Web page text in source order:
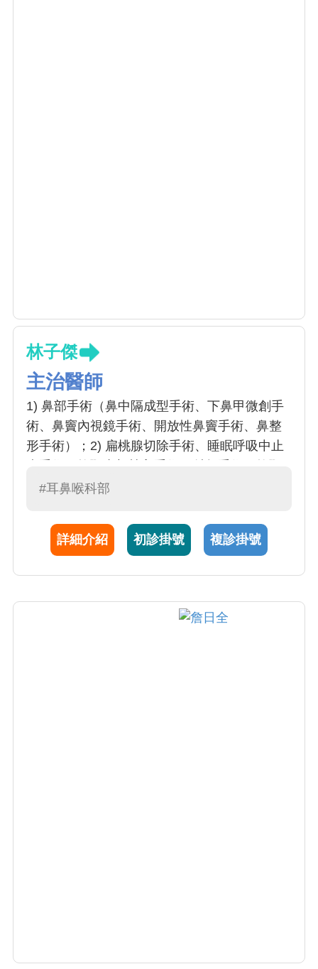
林子傑
主治醫師
1) 鼻部手術（鼻中隔成型手術、下鼻甲微創手
術、鼻竇內視鏡手術、開放性鼻竇手術、鼻整
形手術）；2) 扁桃腺切除手術、睡眠呼吸中止
成型手術；3) 喉顯微手術(聲音沙啞、聲帶長
術、聲帶麻痺治療手術)；4) 中耳手術（含鼓室
成型、乳突骨鑿開、聽小骨重建手術）；5) 頭
療；7)吞嚥困難的檢查及治療；8)達文西機器手
臂手術；9)唾液腺內視鏡手術
#耳鼻喉科部
詳細介紹 初診掛號 複診掛號